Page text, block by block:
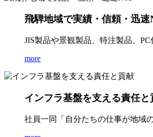
飛騨地域で実績・信頼・迅速
JIS製品や景観製品、特注製品、
more
インフラ基盤を支える責任と
社員一同「自分たちの仕事が地域